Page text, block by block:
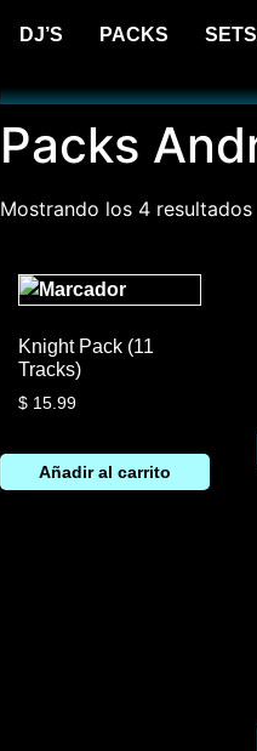
DJ’S PACKS
Packs
Mostrando los 4 resultados
Knight Pack (11
Tracks)
$15.99
Añadir al carrito